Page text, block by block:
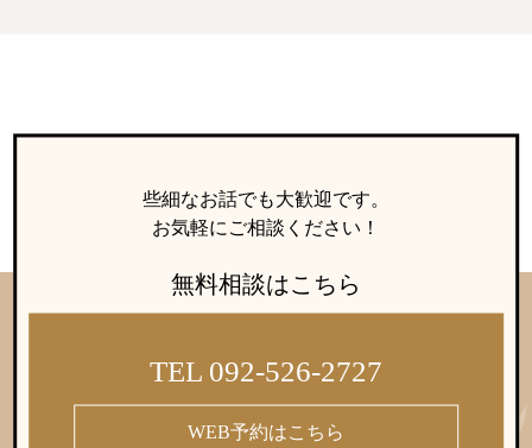
些細なお話でも大歓迎です。
お気軽にご相談ください！
無料相談はこちら
TEL 092-526-2727
WEB予約はこちら